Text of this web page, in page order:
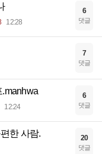
12:28
6
댓글
7
댓글
12:24
6
댓글
한 사람. 20
댓글